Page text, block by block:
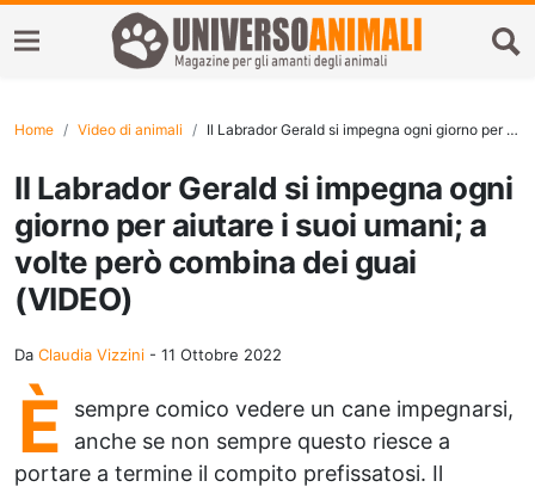
Home Video di animali Il Labrador Gerald si impegna ogni giorno per aiutare i suoi umani; a volte però combina dei guai (VIDEO)
Il Labrador Gerald si impegna ogni
giorno per aiutare i suoi umani; a
volte però combina dei guai
(VIDEO)
Da Claudia Vizzini - 11 Ottobre 2022
È
sempre comico vedere un cane impegnarsi,
anche se non sempre questo riesce a
portare a termine il compito prefissatosi. Il